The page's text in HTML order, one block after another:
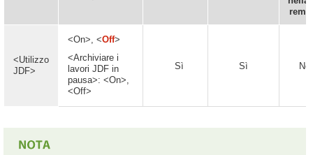
<Utilizzo
JDF>
<On>, <Off>
<Archiviare i
lavori JDF in
pausa>: <On>,
<Off>
Sì Sì No